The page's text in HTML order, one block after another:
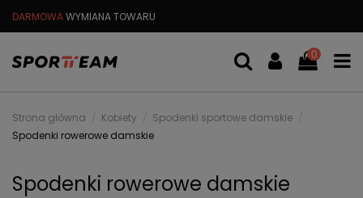
DARMOWAWYMIANA TOWARU
0
Strona główna Kobiety
Spodenki sportowe damskie
Spodenki rowerowe damskie
Spodenki rowerowe damskie